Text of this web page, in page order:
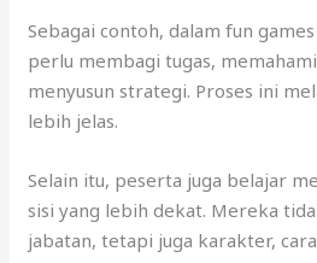
Sebagai contoh, dalam fun
perlu membagi tugas,
menyusun strategi. Proses ini
lebih jelas.
Selain itu, peserta juga belajar
sisi yang lebih dekat. Mereka
jabatan, tetapi juga karakter,